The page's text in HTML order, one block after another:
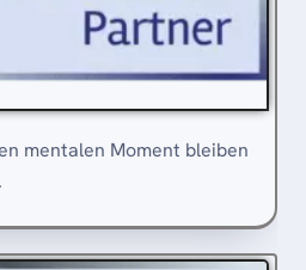
mentalen Moment bleiben